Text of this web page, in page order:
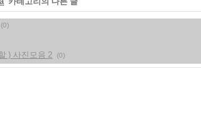
(0)
) 사진모음 2 (0)
« »